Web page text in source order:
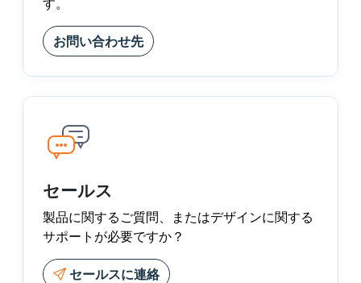
す。
お問い合わせ先
セールス
製品に関するご質問、またはデザインに関する
サポートが必要ですか？
セールスに連絡